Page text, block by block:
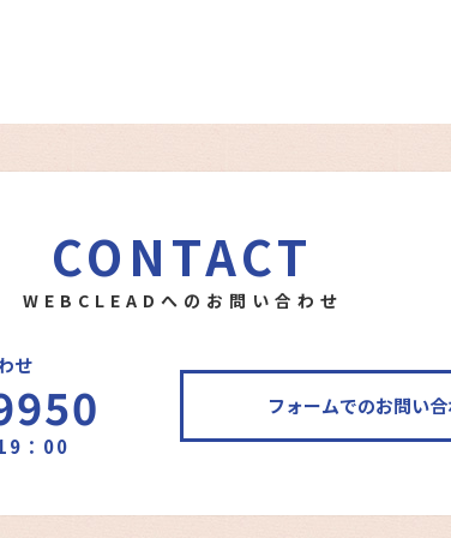
CONTACT
WEBCLEADへのお問い合わせ
せ
：00
フォームでのお問い